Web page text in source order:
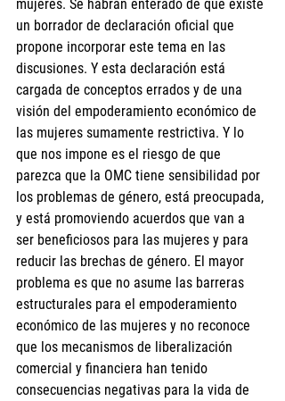
mujeres. Se habrán enterado de que existe
un borrador de declaración oficial que
propone incorporar este tema en las
discusiones. Y esta declaración está
cargada de conceptos errados y de una
visión del empoderamiento económico de
las mujeres sumamente restrictiva. Y lo
que nos impone es el riesgo de que
parezca que la OMC tiene sensibilidad por
los problemas de género, está preocupada,
y está promoviendo acuerdos que van a
ser beneficiosos para las mujeres y para
reducir las brechas de género. El mayor
problema es que no asume las barreras
estructurales para el empoderamiento
económico de las mujeres y no reconoce
que los mecanismos de liberalización
comercial y financiera han tenido
consecuencias negativas para la vida de